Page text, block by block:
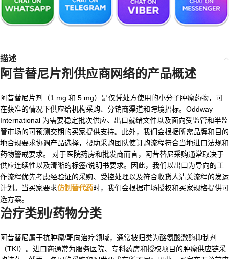
描述
阿昔替尼片剂供应商网络的产品概述
阿昔替尼片剂（1 mg 和 5 mg）是仅凭处方使用的小分子肿瘤药物，可
在获准的情况下供应给机构采购、分销商渠道和跨境招标。Oddway
International 为需要稳定批次供应、出口就绪文件以及面向受监管和半监
管市场的可预测交期的买家提供支持。此外，我们会根据所需品牌和目的
地合规要求协调产品选择，帮助采购团队使订购流程符合当地进口法规和
药物警戒要求。 对于医院药房和批发商而言，阿昔替尼采购通常取决于
供应连续性以及清晰的标签/说明书要求。因此，我们以出口为导向的工
作流程优先考虑经验证的采购、受控处理以及符合收货人清关流程的发运
计划。当买家要求仿制替代药时，我们会根据市场授权和买家规格提供可
选方案。
治疗类别/药物分类
阿昔替尼属于抗肿瘤/靶向治疗领域，通常被归类为酪氨酸激酶抑制剂
（TKI）。进口商通常为服务医院、专科药房和授权项目的肿瘤供应链采